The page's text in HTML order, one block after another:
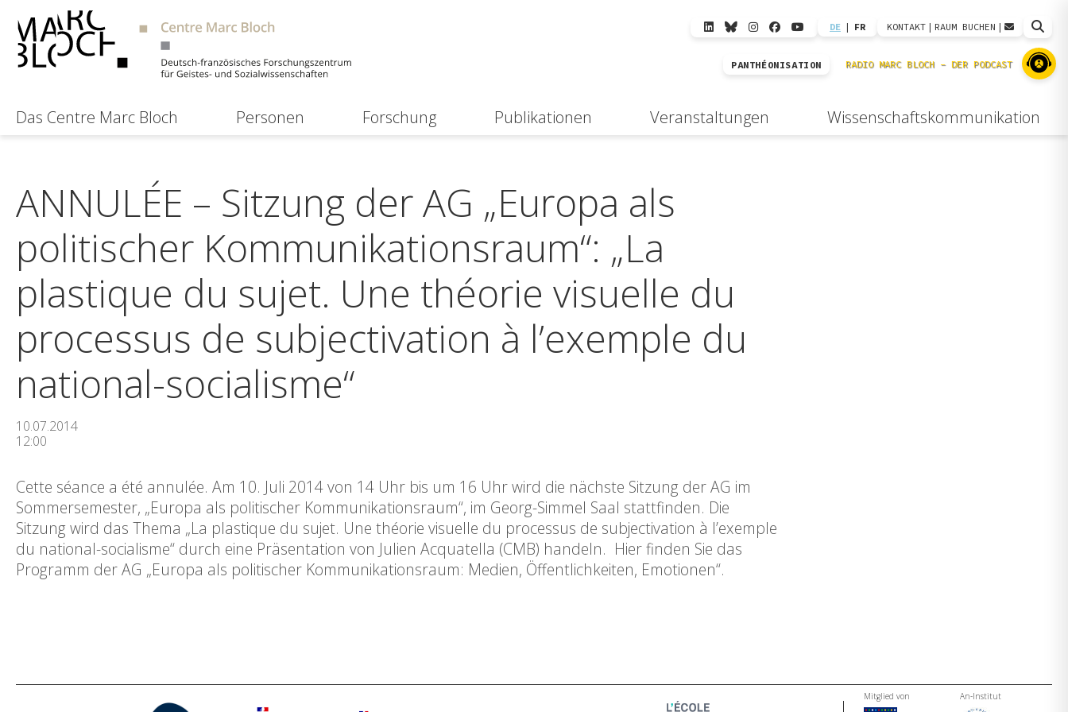
DE | FR KONTAKT | RAUM BUCHEN |
PANTHÉONISATION
Das Centre Marc Bloch Personen Forschung Publikationen Veranstaltungen Wissenschaftskommunikation
ANNULÉE – Sitzung der AG „Europa als
politischer Kommunikationsraum“: „La
plastique du sujet. Une théorie visuelle du
processus de subjectivation à l’exemple du
national-socialisme“
10.07.2014
12:00
Cette séance a été annulée. Am 10. Juli 2014 von 14 Uhr bis um 16 Uhr wird die nächste Sitzung der AG im
Sommersemester, „Europa als politischer Kommunikationsraum“, im Georg-Simmel Saal stattfinden. Die
Sitzung wird das Thema „La plastique du sujet. Une théorie visuelle du processus de subjectivation à l’exemple
du national-socialisme“ durch eine Präsentation von Julien Acquatella (CMB) handeln. Hier finden Sie das
Programm der AG „Europa als politischer Kommunikationsraum: Medien, Öffentlichkeiten, Emotionen“.
Mitglied von An-Institut